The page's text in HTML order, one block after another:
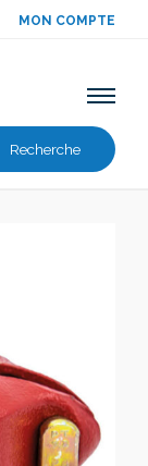
MON COMPTE
Recherche